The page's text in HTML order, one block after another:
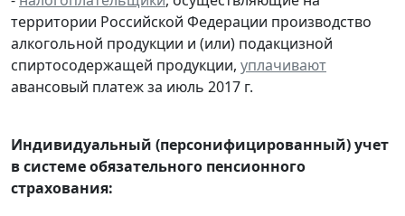
территории Российской Федерации производство
алкогольной продукции и (или) подакцизной
спиртосодержащей продукции, уплачивают
авансовый платеж за июль 2017 г.
Индивидуальный (персонифицированный) учет
в системе обязательного пенсионного
страхования: